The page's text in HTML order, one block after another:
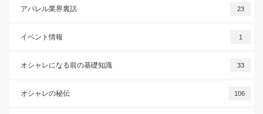
アパレル業界裏話 23
イベント情報 1
オシャレになる前の基礎知識 33
オシャレの秘伝 106